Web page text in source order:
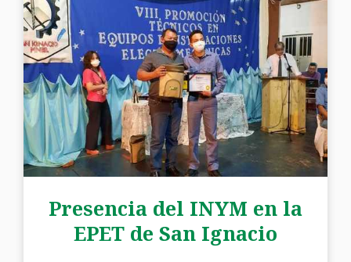
Presencia del INYM en la
EPET de San Ignacio